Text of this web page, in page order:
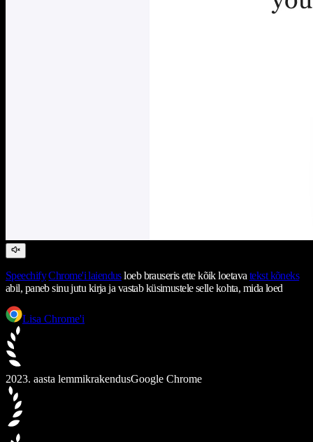
Speechify Chrome'i laiendusloeb brauseris ette kõik loetava tekst kõneks
abil, paneb sinu jutu kirja ja vastab küsimustele selle kohta, mida loed
Lisa Chrome'i
2023. aasta lemmikrakendusGoogle Chrome